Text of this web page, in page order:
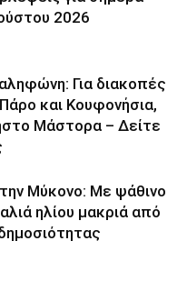
2026
Για διακοπές
και Κουφονήσια,
Μάστορα – Δείτε
Μύκονο: Με ψάθινο
ηλίου μακριά από